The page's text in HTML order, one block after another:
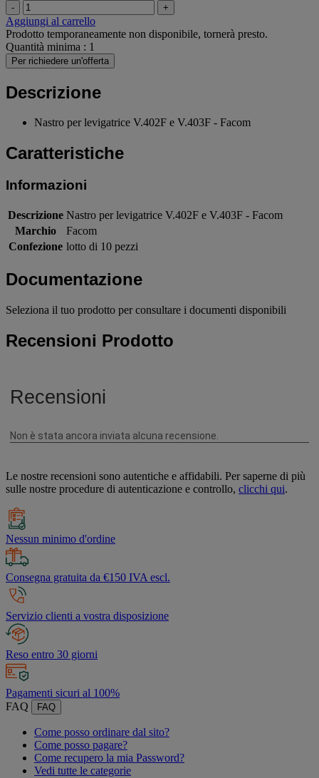
- +
Aggiungi al carrello
Prodotto temporaneamente non disponibile, tornerà presto.
Quantità minima : 1
Per richiedere un'offerta
Descrizione
Nastro per levigatrice V.402F e V.403F - Facom
Caratteristiche
Informazioni
Descrizione Nastro per levigatrice V.402F e V.403F - Facom
Marchio
Facom
Confezione lotto di 10 pezzi
Documentazione
Seleziona il tuo prodotto per consultare i documenti disponibili
Recensioni Prodotto
Le nostre recensioni sono autentiche e affidabili. Per saperne di più
sulle nostre procedure di autenticazione e controllo, clicchi qui.
Nessun minimo d'ordine
Consegna gratuita da €150 IVA escl.
Servizio clienti a vostra disposizione
Reso entro 30 giorni
Pagamenti sicuri al 100%
FAQ
FAQ
Come posso ordinare dal sito?
Come posso pagare?
Come recupero la mia Password?
Vedi tutte le categorie